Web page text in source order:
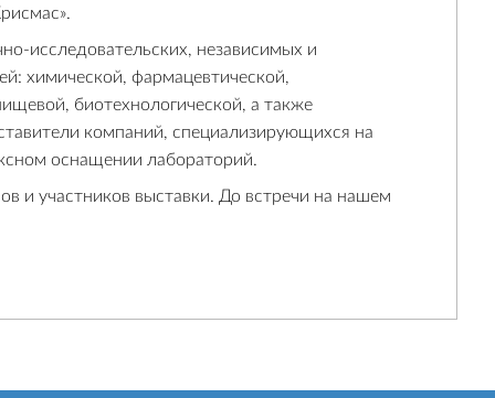
исследовательских, независимых и
химической, фармацевтической,
биотехнологической, а также
компаний, специализирующихся на
оснащении лабораторий.
и участников выставки. До встречи на нашем